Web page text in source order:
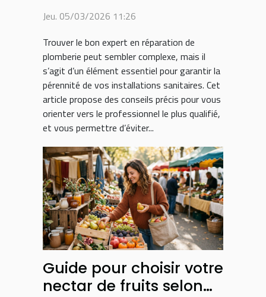
Jeu. 05/03/2026 11:26
Trouver le bon expert en réparation de
plomberie peut sembler complexe, mais il
s’agit d’un élément essentiel pour garantir la
pérennité de vos installations sanitaires. Cet
article propose des conseils précis pour vous
orienter vers le professionnel le plus qualifié,
et vous permettre d’éviter...
Guide pour choisir votre
nectar de fruits selon